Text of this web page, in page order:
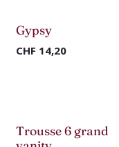
Nouveau !
Gypsy
CHF 14,20
-50%
Trousse 6 grand